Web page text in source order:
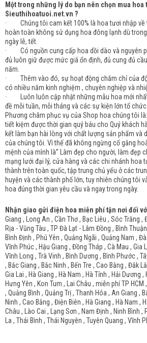
Một trong những lý do bạn nên chọn mua hoa
Sieuthihoatuoi.net.vn ?
· Chúng tôi cam kết 100% là hoa tươi nhập về
hoàn toàn không sử dụng hoa đông lạnh dù
ngày lễ, tết.
· Có nguồn cung cấp hoa dồi dào và nguyên
đủ luôn giữ được mức giá ổn định, đủ cung đủ
năm.
· Thêm vào đó, sự hoạt động chăm chỉ của
có nhiều năm kinh nghiệm , chuyên nghiệp và
· Luôn luôn cập nhật những mẫu hoa mới
đề mỗi tuần, mỗi tháng và các sự kiện lớn tổ
Phương châm phục vụ của Shop hoa chúng tôi
tiết kiệm được thời gian quý báu cho Quý khách
kết làm bạn hài lòng với chất lượng sản phẩm và
của chúng tôi. Vì thế đã không ngừng cố gắng
mệnh của mình là” Làm đẹp cho người, làm đẹp
mạng lưới đại lý, cửa hàng và các chi nhánh hoa
thành trên toàn quốc, tập trung chủ yếu ở các
huyện và các thành phố lớn, tuy nhiên chúng tôi
hoa đúng thời gian yêu cầu và ngay trong ngày.
Nhận giao gửi điện hoa miễn phí tận nơi đối
Giang , Long An , Cần Thơ , Bạc Liêu , Sóc Trăng ,
Rịa - Vũng Tàu , TP Đà Lạt - Lâm Đồng , Bình
Bình Định , Phú Yên , Quảng Ngãi , Quảng Nam ,
Vĩnh Phúc , Hậu Giang , Đồng Tháp , Cà Mau , Gia
Vĩnh Long , Trà Vinh , Bình Dương , Bình Phước ,
, Bắc Giang , Bắc Ninh , Bến Tre , Cao Bằng , Đắk
Gia Lai , Hà Giang , Hà Nam , Hà Tỉnh , Hải Dương
Hưng Yên , Kon Tum , Lai Châu , miễn phí TP HCM
, Quảng Bình , Quảng Trị , Thanh Hóa , An Giang ,
Ninh , Cao Bằng , Điện Biên , Hà Giang , Hà Nam ,
Châu , Lào Cai , Lạng Sơn , Nam Định , Ninh Bình ,
La , Thái Bình , Thái Nguyên , Tuyên Quang , Vĩnh